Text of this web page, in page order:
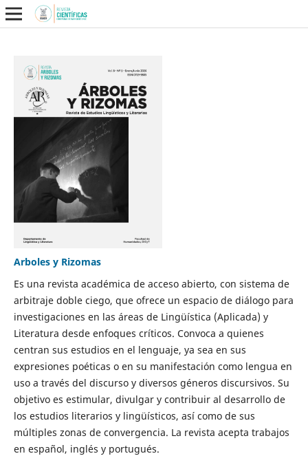
Arboles y Rizomas
Es una revista académica de acceso abierto, con sistema de
arbitraje doble ciego, que ofrece un espacio de diálogo para
investigaciones en las áreas de Lingüística (Aplicada) y
Literatura desde enfoques críticos. Convoca a quienes
centran sus estudios en el lenguaje, ya sea en sus
expresiones poéticas o en su manifestación como lengua en
uso a través del discurso y diversos géneros discursivos. Su
objetivo es estimular, divulgar y contribuir al desarrollo de
los estudios literarios y lingüísticos, así como de sus
múltiples zonas de convergencia. La revista acepta trabajos
en español, inglés y portugués.